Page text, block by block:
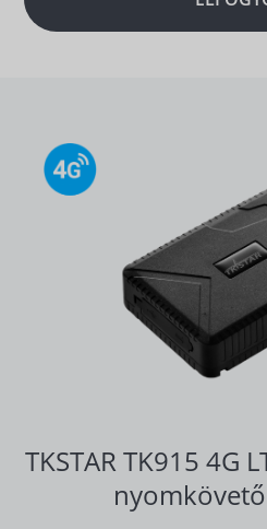
TKSTAR TK915 4G